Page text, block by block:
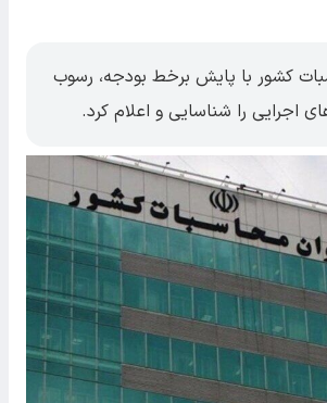
کشور با پایش برخط بودجه، رسوب
اجرایی را شناسایی و اعلام کرد.